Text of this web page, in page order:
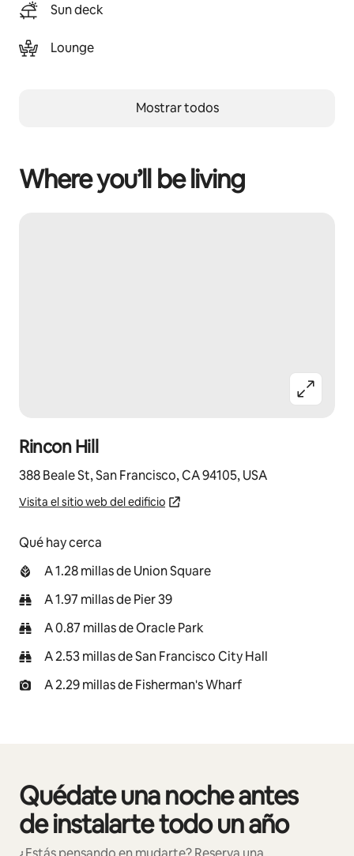
Sun deck
Lounge
Mostrar todos
Where you’ll be living
Rincon Hill
388 Beale St, San Francisco, CA 94105, USA
Visita el sitio web del edificio
Qué hay cerca
A 1.28 millas de Union Square
A 1.97 millas de Pier 39
A 0.87 millas de Oracle Park
A 2.53 millas de San Francisco City Hall
A 2.29 millas de Fisherman's Wharf
Quédate una noche antes
de instalarte todo un año
Mostrando 0 de 0 elementos